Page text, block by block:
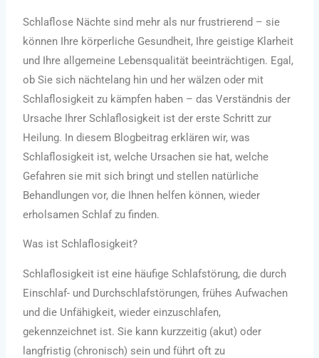
Schlaflose Nächte sind mehr als nur frustrierend – sie
können Ihre körperliche Gesundheit, Ihre geistige Klarheit
und Ihre allgemeine Lebensqualität beeinträchtigen. Egal,
ob Sie sich nächtelang hin und her wälzen oder mit
Schlaflosigkeit zu kämpfen haben – das Verständnis der
Ursache Ihrer Schlaflosigkeit ist der erste Schritt zur
Heilung. In diesem Blogbeitrag erklären wir, was
Schlaflosigkeit ist, welche Ursachen sie hat, welche
Gefahren sie mit sich bringt und stellen natürliche
Behandlungen vor, die Ihnen helfen können, wieder
erholsamen Schlaf zu finden.
Was ist Schlaflosigkeit?
Schlaflosigkeit ist eine häufige Schlafstörung, die durch
Einschlaf- und Durchschlafstörungen, frühes Aufwachen
und die Unfähigkeit, wieder einzuschlafen,
gekennzeichnet ist. Sie kann kurzzeitig (akut) oder
langfristig (chronisch) sein und führt oft zu